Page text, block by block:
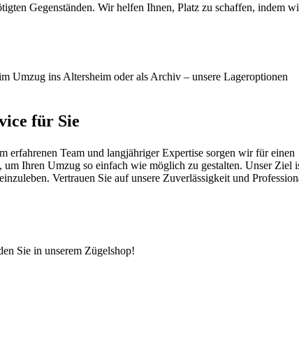
Gegenständen. Wir helfen Ihnen, Platz zu schaffen, indem
Umzug ins Altersheim oder als Archiv – unsere Lageroptionen
für Sie
erfahrenen Team und langjähriger Expertise sorgen wir für einen
Ihren Umzug so einfach wie möglich zu gestalten. Unser Ziel
Vertrauen Sie auf unsere Zuverlässigkeit und
Sie in unserem Zügelshop!